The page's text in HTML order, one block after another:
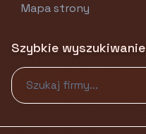
Mapa strony
Szybkie wyszukiwanie